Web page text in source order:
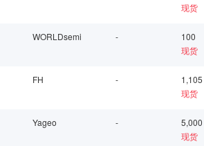
现货
WORLDsemi -
100
现货
FH -
1,105
现货
Yageo -
5,000
现货